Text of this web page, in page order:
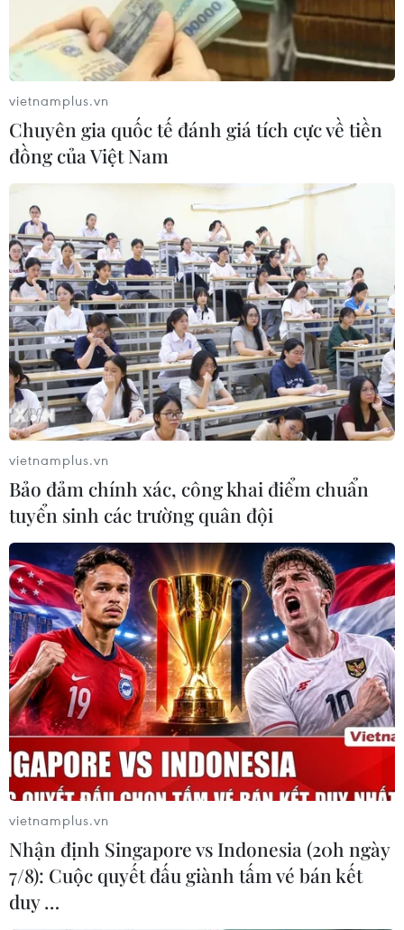
vietnamplus.vn
Chuyên gia quốc tế đánh giá tích cực về tiền
đồng của Việt Nam
vietnamplus.vn
Bảo đảm chính xác, công khai điểm chuẩn
tuyển sinh các trường quân đội
vietnamplus.vn
Nhận định Singapore vs Indonesia (20h ngày
7/8): Cuộc quyết đấu giành tấm vé bán kết
duy …